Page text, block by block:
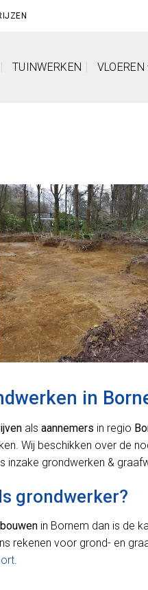
TUINWERKEN VLOEREN
in
als aannemers in regio
Wij beschikken over de
inzake grondwerken &
grondwerker?
in Bornem dan is de
rekenen voor grond- en
.